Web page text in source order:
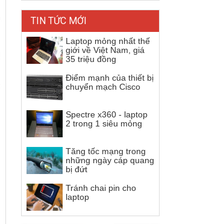
TIN TỨC MỚI
Laptop mỏng nhất thế
giới về Việt Nam, giá
35 triệu đồng
Điểm mạnh của thiết bị
chuyển mạch Cisco
Spectre x360 - laptop
2 trong 1 siêu mỏng
Tăng tốc mạng trong
những ngày cáp quang
bị đứt
Tránh chai pin cho
laptop